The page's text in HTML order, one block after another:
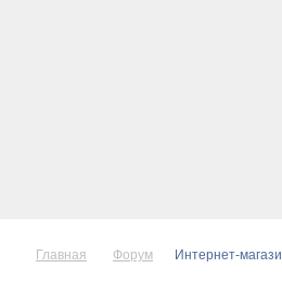
Главная Форум Интернет-